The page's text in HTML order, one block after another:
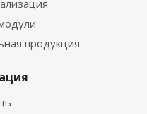
продукция